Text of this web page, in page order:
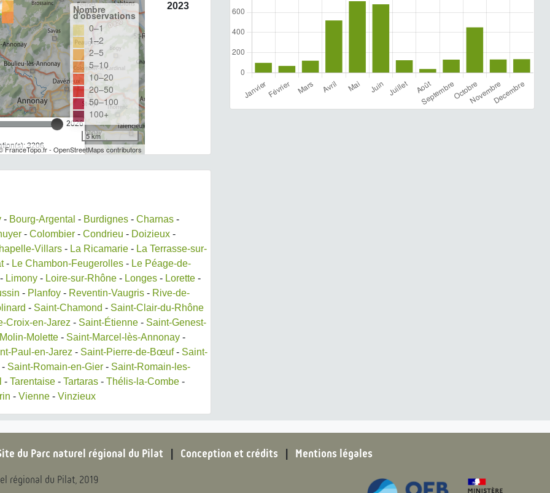
2026
3206
Nombre
d'observations
0–1
1–2
2–5
5–10
10–20
20–50
50–100
100+
5 km
FranceTopo.fr - OpenStreetMaps contributors
2023
- Bourg-Argental - Burdignes - Charnas -
- Colombier - Condrieu - Doizieux -
Villars - La Ricamarie - La Terrasse-sur-
- Le Chambon-Feugerolles - Le Péage-de-
Limony - Loire-sur-Rhône - Longes - Lorette -
- Planfoy - Reventin-Vaugris - Rive-de-
- Saint-Chamond - Saint-Clair-du-Rhône
Croix-en-Jarez - Saint-Étienne - Saint-Genest-
Molette - Saint-Marcel-lès-Annonay -
Paul-en-Jarez - Saint-Pierre-de-Bœuf- Saint-
- Saint-Romain-en-Gier - Saint-Romain-les-
- Tarentaise - Tartaras - Thélis-la-Combe -
- Vienne - Vinzieux
du Parc naturel régional du Pilat Conception et crédits Mentions légales
régional du Pilat, 2019